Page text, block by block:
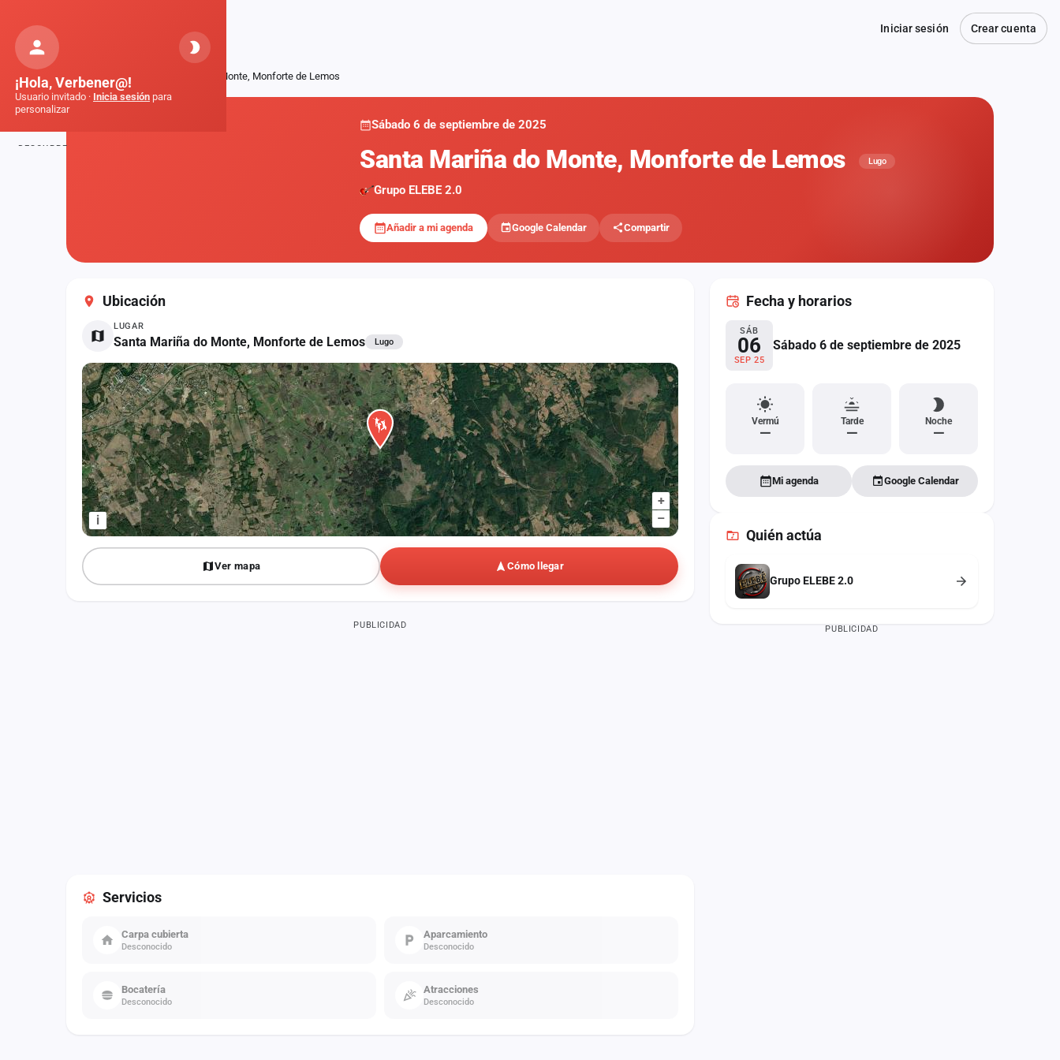
Iniciar sesión Crear cuenta
Inicio Fiestas Santa Mariña do Monte, Monforte de Lemos
Sábado 6 de septiembre de 2025
Santa Mariña do Monte, Monforte de Lemos Lugo
Grupo ELEBE 2.0
Añadir a mi agenda Google Calendar Compartir
Ubicación
LUGAR
Santa Mariña do Monte, Monforte de Lemos Lugo
+
–
i
Ver mapa Cómo llegar
PUBLICIDAD
Servicios
Carpa cubierta
Desconocido
Aparcamiento
Desconocido
Bocatería
Desconocido
Atracciones
Desconocido
Fecha y horarios
SÁB
06
SEP 25
Sábado 6 de septiembre de 2025
Vermú
—
Tarde
—
Noche
—
Mi agenda Google Calendar
Quién actúa
Grupo ELEBE 2.0
PUBLICIDAD
¡Hola, Verbener@!
Usuario invitado · Inicia sesión para
personalizar
DESCUBRE
Mapa de fiestas
Componentes
Iniciar sesión
Crear cuenta